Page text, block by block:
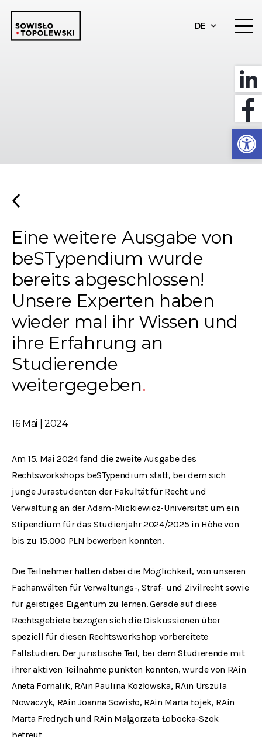
DE
Eine weitere Ausgabe von
beSTypendium wurde
bereits abgeschlossen!
Unsere Experten haben
wieder mal ihr Wissen und
ihre Erfahrung an
Studierende
weitergegeben
16 Mai | 2024
Am 15. Mai 2024 fand die zweite Ausgabe des
Rechtsworkshops beSTypendium statt, bei dem sich
junge Jurastudenten der Fakultät für Recht und
Verwaltung an der Adam-Mickiewicz-Universität um ein
Stipendium für das Studienjahr 2024/2025 in Höhe von
bis zu 15.000 PLN bewerben konnten.
Die Teilnehmer hatten dabei die Möglichkeit, von unseren
Fachanwälten für Verwaltungs-, Straf- und Zivilrecht sowie
für geistiges Eigentum zu lernen. Gerade auf diese
Rechtsgebiete bezogen sich die Diskussionen über
speziell für diesen Rechtsworkshop vorbereitete
Fallstudien. Der juristische Teil, bei dem Studierende mit
ihrer aktiven Teilnahme punkten konnten, wurde von RAin
Aneta Fornalik, RAin Paulina Kozłowska, RAin Urszula
Nowaczyk, RAin Joanna Sowisło, RAin Marta Łojek, RAin
Marta Fredrych und RAin Małgorzata Łobocka-Szok